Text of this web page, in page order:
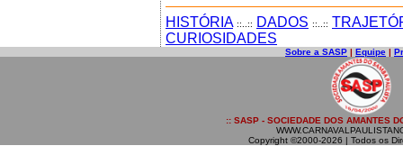
HISTÓRIA ::..:: DADOS ::..::
CURIOSIDADES
Sobre a SASP | Equipe |
:: SASP - SOCIEDADE DOS AMANTES
Copyright ©2000-2026 | Todos os